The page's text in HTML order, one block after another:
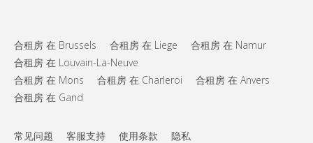
合租房 在 Brussels 合租房 在 Liege
合租房 在 Namur
合租房 在 Louvain-La-Neuve
合租房 在 Mons
合租房 在 Charleroi
合租房 在 Anvers
合租房 在 Gand
常见问题 客服支持 使用条款 隐私